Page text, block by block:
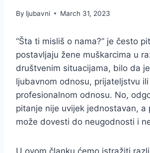
By ljubavni March 31, 2023
“Šta ti misliš o nama?” je često
postavljaju žene muškarcima u
društvenim situacijama, bilo da
ljubavnom odnosu, prijateljstvu ili
profesionalnom odnosu. No,
pitanje nije uvijek jednostavan, a
može dovesti do neugodnosti i
U ovom članku ćemo istražiti